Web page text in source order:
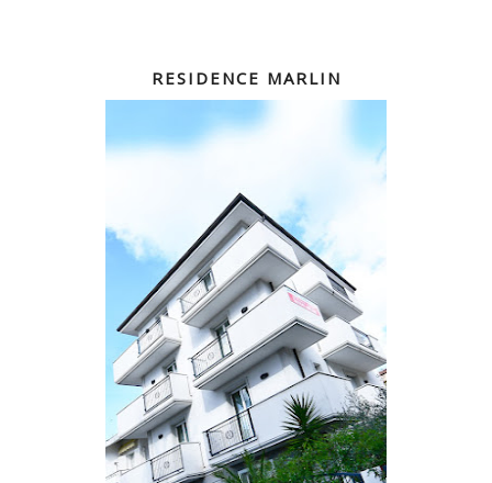
RESIDENCE MARLIN